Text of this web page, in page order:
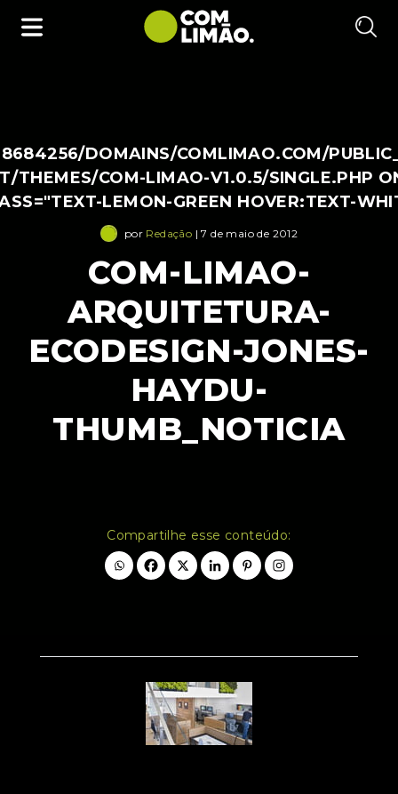
DOMAINS/COMLIMAO.COM/
THEMES/COM-LIMAO-V1.0.5/SINGLE.PHP
LEMON-GREEN HOVER:TEXT-
por Redação | 7 de maio de 2012
COM-LIMAO-
ARQUITETURA-
ECODESIGN-JONES-
HAYDU-
THUMB_NOTICIA
Compartilhe esse conteúdo: